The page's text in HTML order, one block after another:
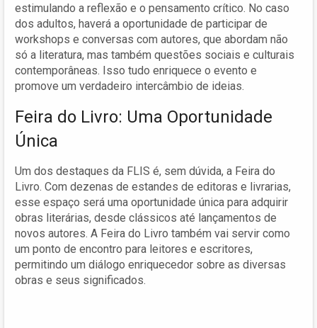
estimulando a reflexão e o pensamento crítico. No caso
dos adultos, haverá a oportunidade de participar de
workshops e conversas com autores, que abordam não
só a literatura, mas também questões sociais e culturais
contemporâneas. Isso tudo enriquece o evento e
promove um verdadeiro intercâmbio de ideias.
Feira do Livro: Uma Oportunidade
Única
Um dos destaques da FLIS é, sem dúvida, a Feira do
Livro. Com dezenas de estandes de editoras e livrarias,
esse espaço será uma oportunidade única para adquirir
obras literárias, desde clássicos até lançamentos de
novos autores. A Feira do Livro também vai servir como
um ponto de encontro para leitores e escritores,
permitindo um diálogo enriquecedor sobre as diversas
obras e seus significados.